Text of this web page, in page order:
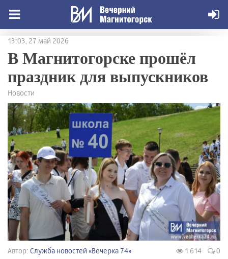
13:03, 27 май 2026
В Магнитогорске прошёл
праздник для выпускников
Новости
Автор: Служба новостей «Вечерка 74» 1 614 0